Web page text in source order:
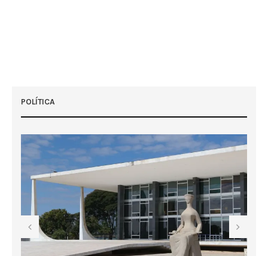
POLÍTICA